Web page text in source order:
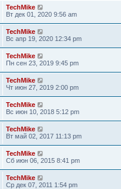
TechMike
Вт дек 01, 2020 9:56 am
TechMike
Вс апр 19, 2020 12:34 pm
TechMike
Пн сен 23, 2019 9:45 pm
TechMike
Чт июн 27, 2019 2:00 pm
TechMike
Вс июн 10, 2018 5:12 pm
TechMike
Вт май 02, 2017 11:13 pm
TechMike
Сб июн 06, 2015 8:41 pm
TechMike
Ср дек 07, 2011 1:54 pm